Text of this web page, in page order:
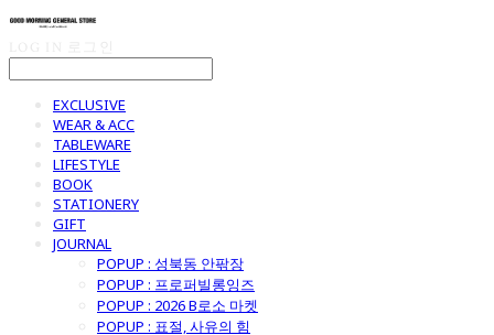
EXCLUSIVE
WEAR & ACC
TABLEWARE
LIFESTYLE
BOOK
STATIONERY
GIFT
JOURNAL
POPUP : 성북동 안팎장
POPUP : 프로퍼빌롱잉즈
POPUP : 2026 B로소 마켓
POPUP : 표절, 사유의 힘